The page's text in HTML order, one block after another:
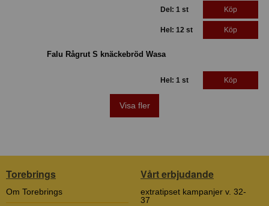
Del: 1 st Köp
Hel: 12 st Köp
Falu Rågrut S knäckebröd Wasa
Hel: 1 st Köp
Visa fler
Torebrings
Om Torebrings
Vårt erbjudande
extratipset kampanjer v. 32-
37